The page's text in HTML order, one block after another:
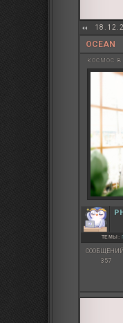
OCEAN
космос в
ТЕМЫ:
СООБЩЕНИЙ:
357